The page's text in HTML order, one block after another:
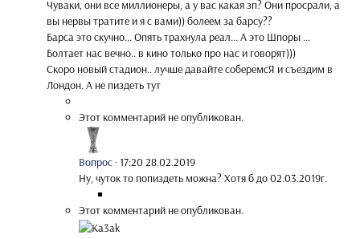
Чуваки, они все миллионеры, а у вас какая зп? Они просрали, а
вы нервы тратите и я с вами)) болеем за барсу??
Барса это скучно... Опять трахнула реал... А это Шпоры ...
Болтает нас вечно.. в кино только про нас и говорят)))
Скоро новый стадион.. лучше давайте соберемсЯ и съездим в
Лондон. А не пиздеть тут
Этот комментарий не опубликован.
Вопрос ·17:20 28.02.2019
Ну, чуток то попиздеть можна? Хотя б до 02.03.2019г.
Этот комментарий не опубликован.